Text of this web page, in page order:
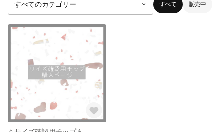
すべて 販売中